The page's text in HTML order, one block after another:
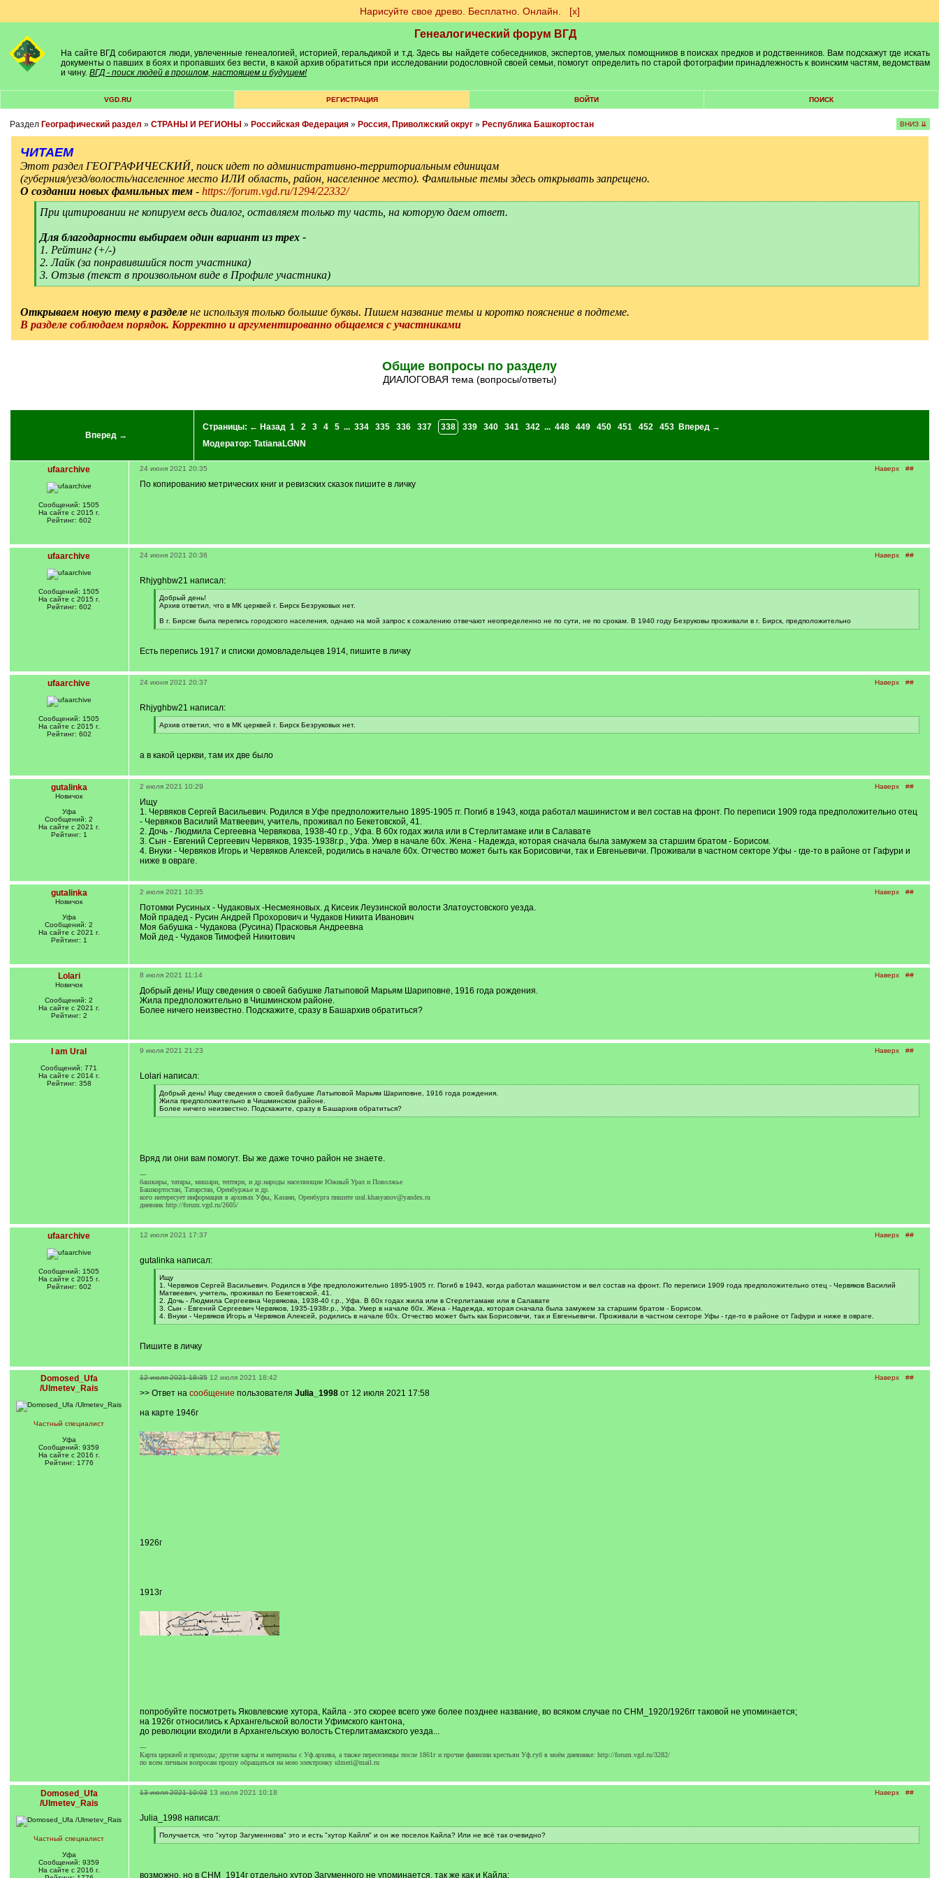
Нарисуйте свое древо. Бесплатно. Онлайн. [х]
Генеалогический форум ВГД
На сайте ВГД собираются люди, увлеченные генеалогией, историей, геральдикой и т.д. Здесь вы найдете собеседников, экспертов, умелых помощников в поисках предков и родственников. Вам подскажут где искать
документы о павших в боях и пропавших без вести, в какой архив обратиться при исследовании родословной своей семьи, помогут определить по старой фотографии принадлежность к воинским частям, ведомствам
и чину. ВГД - поиск людей в прошлом, настоящем и будущем!
VGD.RU РЕГИСТРАЦИЯ ВОЙТИ ПОИСК
Раздел Географический раздел » СТРАНЫ И РЕГИОНЫ » Российская Федерация» Россия, Приволжский округ» Республика Башкортостан ВНИЗ ⇊
ЧИТАЕМ
Этот раздел ГЕОГРАФИЧЕСКИЙ, поиск идет по административно-территориальным единицам
(губерния/уезд/волость/населенное место ИЛИ область, район, населенное место). Фамильные темы здесь открывать запрещено.
О создании новых фамильных тем- https://forum.vgd.ru/1294/22332/
[
qПри цитировании не копируем весь диалог, оставляем только ту часть, на которую даем ответ.
Для благодарности выбираем один вариант из трех -
1. Рейтинг (+/-)
2. Лайк (за понравившийся пост участника)
3. Отзыв (текст в произвольном виде в Профиле участника)
[
Открываем новую тему в разделене используя только большие буквы. Пишем название темы и коротко пояснение в подтеме.
В разделе соблюдаем порядок. Корректно и аргументированно общаемся с участниками
Общие вопросы по разделу
ДИАЛОГОВАЯ тема (вопросы/ответы)
Вперед →
Страницы: ← Назад 1 2 3 4 5 ... 334 335 336 337 338 339 340 341 342 ... 448 449 450 451 452 453
Вперед →
Модератор: TatianaLGNN
ufaarchive
Сообщений: 1505
На сайте с 2015 г.
Рейтинг: 602
Наверх ##
24 июня 2021 20:35
По копированию метрических книг и ревизских сказок пишите в личку
ufaarchive
Сообщений: 1505
На сайте с 2015 г.
Рейтинг: 602
Наверх ##
24 июня 2021 20:36
Rhjyghbw21 написал:
[
q
Добрый день!
Архив ответил, что в МК церквей г. Бирск Безруковых нет.
В г. Бирске была перепись городского населения, однако на мой запрос к сожалению отвечают неопределенно не по сути, не по срокам. В 1940 году Безруковы проживали в г. Бирск, предположительно
[
]
Есть перепись 1917 и списки домовладельцев 1914, пишите в личку
ufaarchive
Сообщений: 1505
На сайте с 2015 г.
Рейтинг: 602
Наверх ##
24 июня 2021 20:37
Rhjyghbw21 написал:
[
q
Архив ответил, что в МК церквей г. Бирск Безруковых нет.
[
]
а в какой церкви, там их две было
gutalinka
Новичок
Уфа
Сообщений: 2
На сайте с 2021 г.
Рейтинг: 1
Наверх ##
2 июля 2021 10:29
Ищу
1. Червяков Сергей Васильевич. Родился в Уфе предположительно 1895-1905 гг. Погиб в 1943, когда работал машинистом и вел состав на фронт. По переписи 1909 года предположительно отец
- Червяков Василий Матвеевич, учитель, проживал по Бекетовской, 41.
2. Дочь - Людмила Сергеевна Червякова, 1938-40 г.р., Уфа. В 60х годах жила или в Стерлитамаке или в Салавате
3. Сын - Евгений Сергеевич Червяков, 1935-1938г.р., Уфа. Умер в начале 60х. Жена - Надежда, которая сначала была замужем за старшим братом - Борисом.
4. Внуки - Червяков Игорь и Червяков Алексей, родились в начале 60х. Отчество может быть как Борисовичи, так и Евгеньевичи. Проживали в частном секторе Уфы - где-то в районе от Гафури и
ниже в овраге.
gutalinka
Новичок
Уфа
Сообщений: 2
На сайте с 2021 г.
Рейтинг: 1
Наверх ##
2 июля 2021 10:35
Потомки Русиных - Чудаковых -Несмеяновых. д Кисеик Леузинской волости Златоустовского уезда.
Мой прадед - Русин Андрей Прохорович и Чудаков Никита Иванович
Моя бабушка - Чудакова (Русина) Прасковья Андреевна
Мой дед - Чудаков Тимофей Никитович
Lolari
Новичок
Сообщений: 2
На сайте с 2021 г.
Рейтинг: 2
Наверх ##
8 июля 2021 11:14
Добрый день! Ищу сведения о своей бабушке Латыповой Марьям Шариповне, 1916 года рождения.
Жила предположительно в Чишминском районе.
Более ничего неизвестно. Подскажите, сразу в Башархив обратиться?
I am Ural
Сообщений: 771
На сайте с 2014 г.
Рейтинг: 358
Наверх ##
9 июля 2021 21:23
Lolari написал:
[
q
]
Добрый день! Ищу сведения о своей бабушке Латыповой Марьям Шариповне, 1916 года рождения.
Жила предположительно в Чишминском районе.
Более ничего неизвестно. Подскажите, сразу в Башархив обратиться?
[
Вряд ли они вам помогут. Вы же даже точно район не знаете.
---
башкиры, татары, мишари, тептяри, и др.народы населяющие Южный Урал и Поволжье
Башкортостан, Татарстан, Оренбуржье и др.
кого интересует информация в архивах Уфы, Казани, Оренбурга пишите ural.khasyanov@yandex.ru
дневник http://forum.vgd.ru/2605/
ufaarchive
Сообщений: 1505
На сайте с 2015 г.
Рейтинг: 602
Наверх ##
12 июля 2021 17:37
gutalinka написал:
[
q
]
Ищу
1. Червяков Сергей Васильевич. Родился в Уфе предположительно 1895-1905 гг. Погиб в 1943, когда работал машинистом и вел состав на фронт. По переписи 1909 года предположительно отец - Червяков Василий
Матвеевич, учитель, проживал по Бекетовской, 41.
2. Дочь - Людмила Сергеевна Червякова, 1938-40 г.р., Уфа. В 60х годах жила или в Стерлитамаке или в Салавате
3. Сын - Евгений Сергеевич Червяков, 1935-1938г.р., Уфа. Умер в начале 60х. Жена - Надежда, которая сначала была замужем за старшим братом - Борисом.
4. Внуки - Червяков Игорь и Червяков Алексей, родились в начале 60х. Отчество может быть как Борисовичи, так и Евгеньевичи. Проживали в частном секторе Уфы - где-то в районе от Гафури и ниже в овраге.
[
]
Пишите в личку
Domosed_Ufa
/Ulmetev_Rais
Частный специалист
Уфа
Сообщений: 9359
На сайте с 2016 г.
Рейтинг: 1776
Наверх ##
12 июля 2021 18:35 12 июля 2021 18:42
>> Ответ на сообщение пользователя Julia_1998от 12 июля 2021 17:58
на карте 1946г
1926г
1913г
попробуйте посмотреть Яковлевские хутора, Кайла - это скорее всего уже более позднее название, во всяком случае по СНМ_1920/1926гг таковой не упоминается;
на 1926г относились к Архангельской волости Уфимского кантона,
до революции входили в Архангельскую волость Стерлитамакского уезда...
---
Карта церквей и приходы; другие карты и материалы с Уф.архива, а также переселенцы после 1861г и прочие фамилии крестьян Уф.губ в моём дневнике: http://forum.vgd.ru/3282/
по всем личным вопросам прошу обращаться на мою электронку ulmeri@mail.ru
Domosed_Ufa
/Ulmetev_Rais
Частный специалист
Уфа
Сообщений: 9359
На сайте с 2016 г.
Наверх ##
13 июля 2021 10:03 13 июля 2021 10:18
Julia_1998 написал:
[
q
Получается, что "хутор Загуменнова" это и есть "хутор Кайля" и он же поселок Кайла? Или не всё так очевидно?
[
возможно, но в СНМ_1914г отдельно хутор Загуменного не упоминается, так же как и Кайла: